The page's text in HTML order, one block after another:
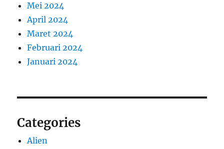
Mei 2024
April 2024
Maret 2024
Februari 2024
Januari 2024
Categories
Alien